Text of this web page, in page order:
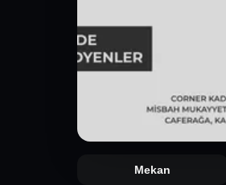
Mekan